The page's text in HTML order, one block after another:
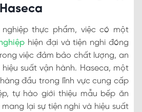
nghiệp thực phẩm, việc có một
hiện đại và tiện nghi đóng
việc đảm bảo chất lượng, an
suất vận hành. Haseca, một
đầu trong lĩnh vực cung cấp
tự hào giới thiệu mẫu bếp ăn
lại sự tiện nghi và hiệu suất